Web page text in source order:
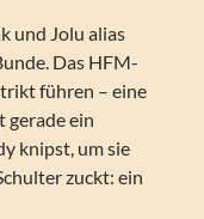
und Jolu alias
Das HFM-
führen – eine
gerade ein
knipst, um sie
zuckt: ein